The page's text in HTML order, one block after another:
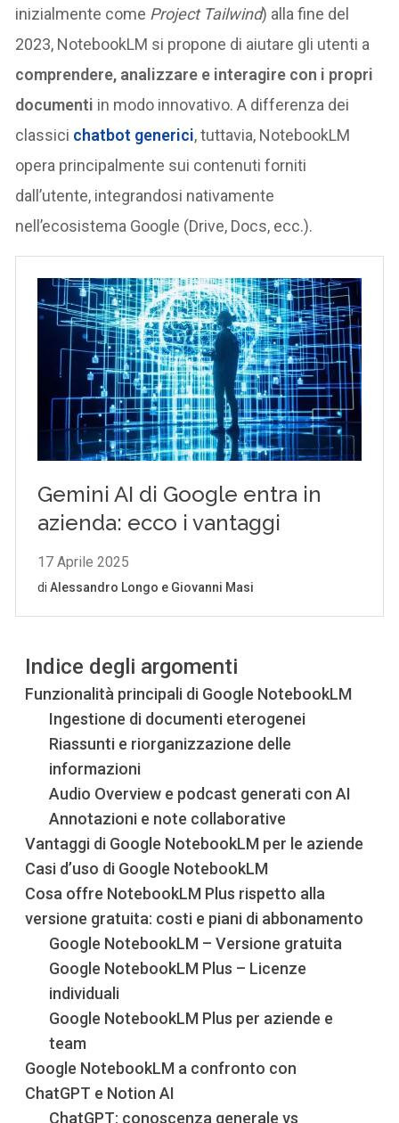
inizialmente come Project Tailwind) alla fine del
2023, NotebookLM si propone di aiutare gli utenti a
comprendere, analizzare e interagire con i propri
documenti in modo innovativo​. A differenza dei
classici chatbot generici, tuttavia, NotebookLM
opera principalmente sui contenuti forniti
dall’utente, integrandosi nativamente
nell’ecosistema Google (Drive, Docs, ecc.).
Indice degli argomenti
Funzionalità principali di Google NotebookLM
Ingestione di documenti eterogenei
Riassunti e riorganizzazione delle
informazioni
Audio Overview e podcast generati con AI
Annotazioni e note collaborative
Vantaggi di Google NotebookLM per le aziende
Casi d’uso di Google NotebookLM
Cosa offre NotebookLM Plus rispetto alla
versione gratuita: costi e piani di abbonamento
Google NotebookLM – Versione gratuita
Google NotebookLM Plus – Licenze
individuali
Google NotebookLM Plus per aziende e
team
Google NotebookLM a confronto con
ChatGPT e Notion AI
ChatGPT: conoscenza generale vs